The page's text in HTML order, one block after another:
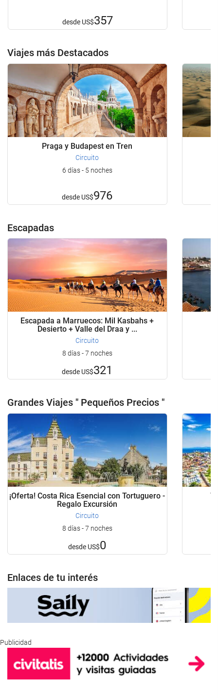
desde US$357
Viajes más Destacados
Praga y Budapest en Tren
Circuito
6 días - 5 noches
desde US$976
Escapadas
Escapada a Marruecos: Mil Kasbahs +
Desierto + Valle del Draa y ...
Circuito
8 días - 7 noches
desde US$321
Grandes Viajes " Pequeños Precios "
¡Oferta! Costa Rica Esencial con Tortuguero -
Regalo Excursión
Circuito
8 días - 7 noches
desde US$0
Enlaces de tu interés
Publicidad